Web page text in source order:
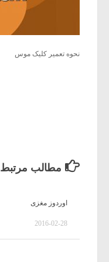
نحوه تعمیر کلیک موس
مطالب مرتبط
اوردوز مغزی
2016-02-28